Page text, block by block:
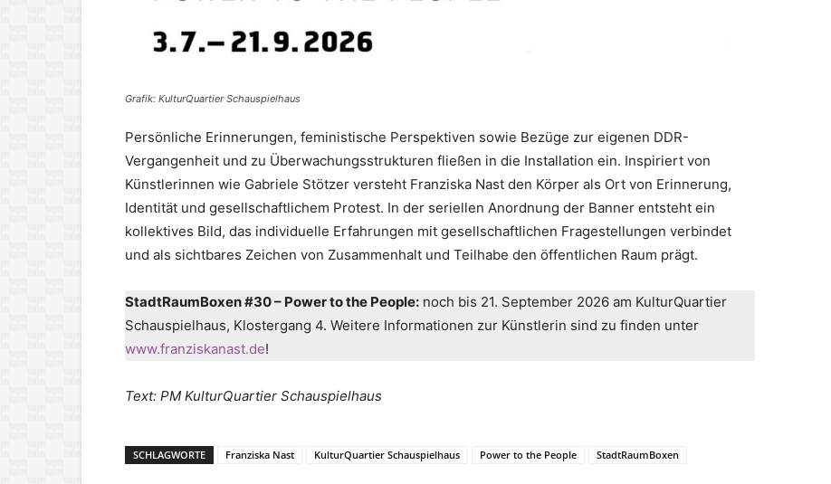
Grafik: KulturQuartier Schauspielhaus
Persönliche Erinnerungen, feministische Perspektiven sowie Bezüge zur eigenen DDR-
Vergangenheit und zu Überwachungsstrukturen fließen in die Installation ein. Inspiriert von
Künstlerinnen wie Gabriele Stötzer versteht Franziska Nast den Körper als Ort von Erinnerung,
Identität und gesellschaftlichem Protest. In der seriellen Anordnung der Banner entsteht ein
kollektives Bild, das individuelle Erfahrungen mit gesellschaftlichen Fragestellungen verbindet
und als sichtbares Zeichen von Zusammenhalt und Teilhabe den öffentlichen Raum prägt.
StadtRaumBoxen #30 – Power to the People: noch bis 21. September 2026 am KulturQuartier
Schauspielhaus, Klostergang 4. Weitere Informationen zur Künstlerin sind zu finden unter
www.franziskanast.de!
Text: PM KulturQuartier Schauspielhaus
SCHLAGWORTE Franziska Nast KulturQuartier Schauspielhaus Power to the People StadtRaumBoxen